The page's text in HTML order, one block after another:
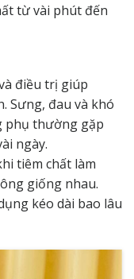
từ ​​​​vài phút đến
điều trị giúp
Sưng, đau và khó
phụ thường gặp
ngày.
tiêm chất làm
giống nhau.
kéo dài bao lâu